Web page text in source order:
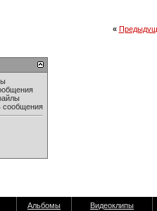
«
сообщения
Альбомы Видеоклипы